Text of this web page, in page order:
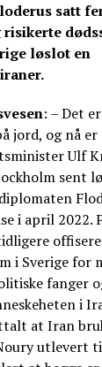
satt
risikerte
løslot en
: – Det
jord, og nå
Ulf
sent
i april 2022.
i Sverige for
fanger
i
at Iran
utlevert